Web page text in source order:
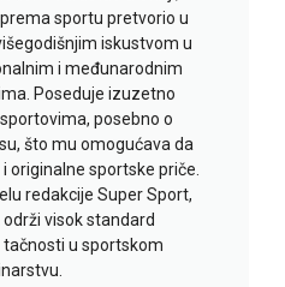
sportu pretvorio u
iskustvom u
i međunarodnim
Poseduje izuzetno
posebno o
što mu omogućava da
originalne sportske priče.
redakcije Super Sport,
visok standard
u sportskom